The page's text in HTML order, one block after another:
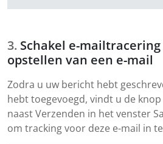
Schakel e-
opstellen van een e-mail
Zodra u uw bericht hebt
hebt toegevoegd, vindt u de
naast Verzenden in het venster
om tracking voor deze e-mail in